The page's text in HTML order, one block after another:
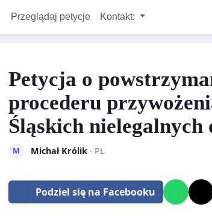
Przeglądaj petycje Kontakt:
Petycja o
procederu
Śląskich nielegalnych
M Michał Królik· PL
Podziel się na Facebooku